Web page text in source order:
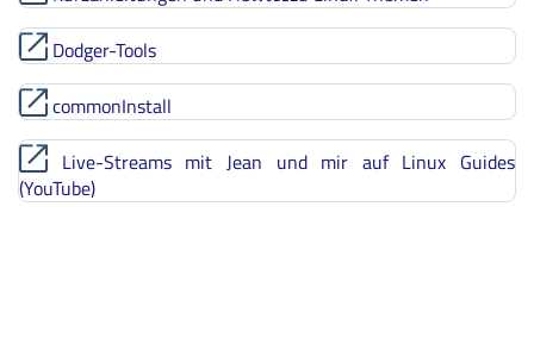
Dodger-Tools
commonInstall
Live-Streams mit Jean und mir auf Linux Guides
(YouTube)